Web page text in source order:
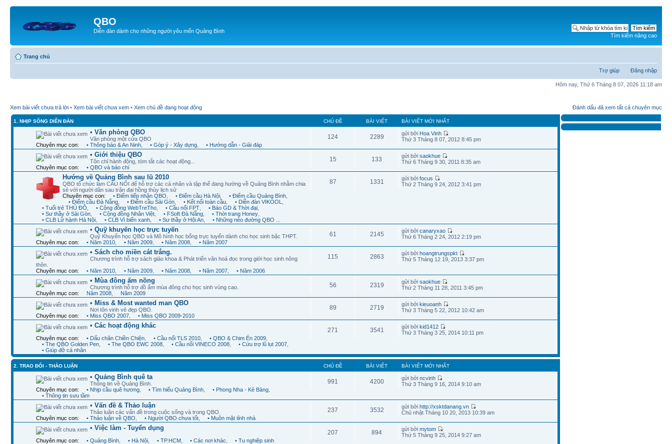
QBO
Diễn đàn dành cho những người yêu mến Quảng Bình
Tìm kiếm nâng cao
Trang chủ
Trợ giúp Đăng nhập
Hôm nay, Thứ 6 Tháng 8 07, 2026 11:18 am
Xem bài viết chưa trả lời • Xem bài viết chưa xem • Xem chủ đề đang hoạt động Đánh dấu đã xem tất cả chuyên mục
1. NHỊP SỐNG DIỄN ĐÀN CHỦ ĐỀ BÀI VIẾT BÀI VIẾT MỚI NHẤT
• Văn phòng QBO
Văn phòng một cửa QBO
Chuyên mục con:
• Thông báo & An Ninh • Góp ý - Xây dựng • Hướng dẫn - Giải đáp
124 2289 gửi bởi Hoa Vinh
Thứ 3 Tháng 8 07, 2012 8:45 pm
• Giới thiệu QBO
Tôn chỉ hành động, tóm tắt các hoạt động...
Chuyên mục con:
• QBO và báo chí
15 133 gửi bởisaokhue
Thứ 6 Tháng 9 30, 2011 8:35 am
Hướng về Quảng Bình sau lũ 2010
QBO tổ chức làm CẦU NỐI để hỗ trợ các cá nhân và tập thể đang hướng về Quảng Bình nhằm chia
sẻ với người dân sau trận đại hồng thủy lịch sử
Chuyên mục con:
• Điểm tiếp nhận QBO • Điểm cầu Hà Nội • Điểm cầu Quảng Bình
• Điểm cầu Đà Nẵng
• Điểm cầu Sài Gòn • Kết nối toàn cầu • Diễn đàn VIKOOL
• Tuổi trẻ THỦ ĐÔ
• Cộng đồng WebTreTho • Cầu nối FPT • Báo GD & Thời đại
• Sư thầy ở Sài Gòn
• Cộng đồng Nhân Việt • FSoft Đà Nẵng • Thời trang Honey
• CLB Lữ hành Hà Nội
• CLB Vì biển xanh • Sư thầy ở Hội An • Những nẻo đường QBO ...
87 1331 gửi bởifocus
Thứ 2 Tháng 9 24, 2012 3:41 pm
• Quỹ khuyến học trực tuyến
Quỹ Khuyến học QBO và Mô hình học bổng trực tuyến dành cho học sinh bậc THPT.
Chuyên mục con:
• Năm 2010 • Năm 2009 • Năm 2008 • Năm 2007
61 2145 gửi bởicanaryxao
Thứ 6 Tháng 2 24, 2012 2:19 pm
• Sách cho miền cát trắng.
Chương trình hỗ trợ sách giáo khoa & Phát triển văn hoá đọc trong giới học sinh nông
thôn.
Chuyên mục con:
• Năm 2010 • Năm 2009 • Năm 2008 • Năm 2007 • Năm 2006
115 2863 gửi bởihoangtrungspkt
Thứ 5 Tháng 12 19, 2013 3:37 pm
• Mùa đông ấm nồng
Chương trình hỗ trợ đồ ấm mùa đông cho học sinh vùng cao.
Chuyên mục con:
Năm 2008 Năm 2009
56 2319 gửi bởisaokhue
Thứ 2 Tháng 11 28, 2011 3:45 pm
• Miss & Most wanted man QBO
Nơi tôn vinh vẻ đẹp QBO.
Chuyên mục con:
• Miss QBO 2007 • Miss QBO 2009-2010
89 2719 gửi bởikieuoanh
Thứ 3 Tháng 5 22, 2012 10:42 am
• Các hoạt động khác
Chuyên mục con: • Dấu chân Chiền Chiện • Cầu nối TLS 2010 • QBO & Chim Én 2009
• The QBO Golden Pen
• The QBO EWC 2008 • Cầu nối VINECO 2008 • Cứu trợ lũ lụt 2007
• Giúp đỡ cá nhân
271 3541 gửi bởikid1412
Thứ 3 Tháng 3 25, 2014 10:11 pm
2. TRAO ĐỔI - THẢO LUẬN CHỦ ĐỀ BÀI VIẾT BÀI VIẾT MỚI NHẤT
• Quảng Bình quê ta
Thông tin về Quảng Bình.
Chuyên mục con:
• Nhịp cầu quê hương • Tìm hiểu Quảng Bình • Phong Nha - Kẻ Bàng
• Thông tin sưu tầm
991 4200 gửi bởincvinh
Thứ 3 Tháng 9 16, 2014 9:10 am
• Vấn đề & Thảo luận
Thảo luận các vấn đề trong cuộc sống và trong QBO.
Chuyên mục con:
• Thảo luận về QBO • Người QBO chưa tốt • Muôn mặt tỉnh nhà
237 3532 gửi bởihttp://xsktdanang.vn
Chủ nhật Tháng 10 20, 2013 10:39 am
• Việc làm - Tuyển dụng
Chuyên mục con: • Quảng Bình • Hà Nội • TP.HCM • Các nơi khác • Tu nghiệp sinh
207 894 gửi bởimytom
Thứ 5 Tháng 9 25, 2014 9:27 am